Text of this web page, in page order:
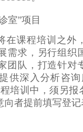
室”项目
在课程培训之外
需求，另行组织
团队，打造针对
供深入分析咨
培训中，须另报
者提前填写登记